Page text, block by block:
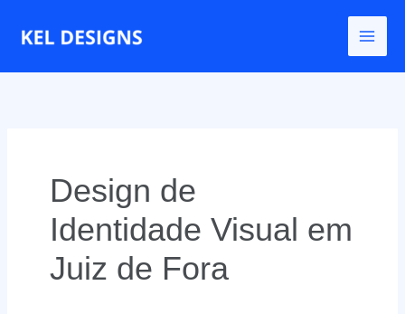
para
conteúdo
Design de
Identidade Visual em
Juiz de Fora